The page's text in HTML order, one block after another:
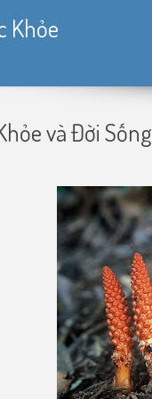
Khỏe
và Đời Sống